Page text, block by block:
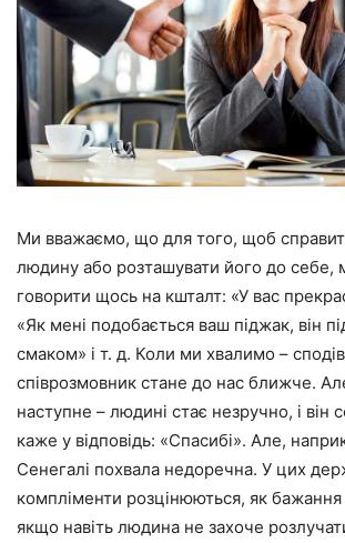
Ми вважаємо, що для того, щоб
людину або розташувати його до себе,
говорити щось на кшталт: «У вас
«Як мені подобається ваш піджак, він
смаком» і т. д. Коли ми хвалимо –
співрозмовник стане до нас ближче.
наступне – людині стає незручно, і він
каже у відповідь: «Спасибі». Але,
Сенегалі похвала недоречна. У цих
компліменти розцінюються, як бажання
якщо навіть людина не захоче